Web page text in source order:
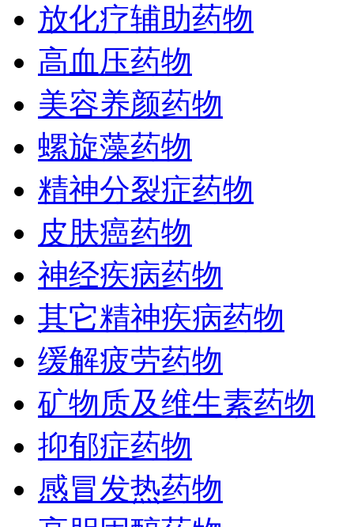
放化疗辅助药物
高血压药物
美容养颜药物
螺旋藻药物
精神分裂症药物
皮肤癌药物
神经疾病药物
其它精神疾病药物
缓解疲劳药物
矿物质及维生素药物
抑郁症药物
感冒发热药物